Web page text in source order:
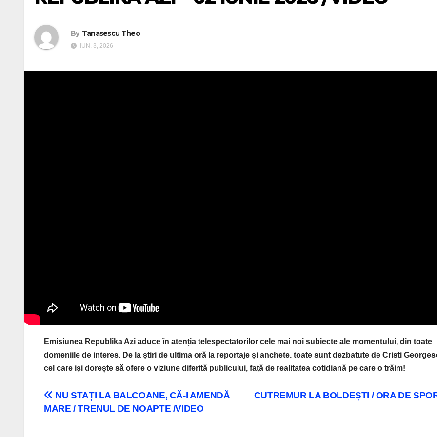
By Tanasescu Theo
IUN. 3, 2026
Emisiunea Republika Azi aduce în atenția telespectatorilor cele mai noi subiecte ale momentului, din toate
domeniile de interes. De la știri de ultima oră la reportaje și anchete, toate sunt dezbatute de Cristi
cel care iși dorește să ofere o viziune diferită publicului, față de realitatea cotidiană pe care o trăim!
Navigare
CUTREMUR LA BOLDEȘTI / ORA DE
NU STAȚI LA BALCOANE, CĂ-I AMENDĂ
MARE / TRENUL DE NOAPTE /VIDEO